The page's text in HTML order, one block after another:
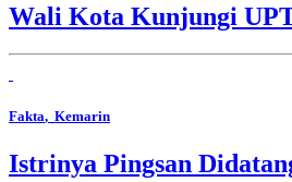
Wali Kota Kunjungi
Fakta, Kemarin
Istrinya Pingsan